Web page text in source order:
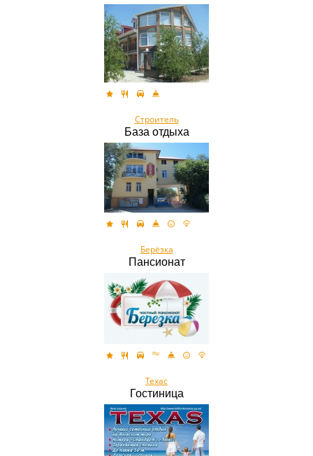
Строитель
База отдыха
Берёзка
Пансионат
Техас
Гостиница